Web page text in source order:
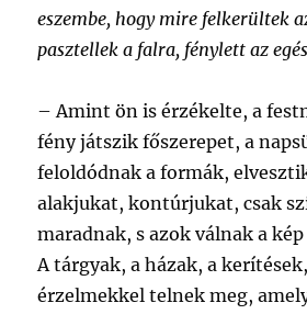
eszembe, hogy mire felkerültek
pasztellek a falra, fénylett az
– Amint ön is érzékelte, a
fény játszik főszerepet, a
feloldódnak a formák,
alakjukat, kontúrjukat, csak
maradnak, s azok válnak a
A tárgyak, a házak, a
érzelmekkel telnek meg,